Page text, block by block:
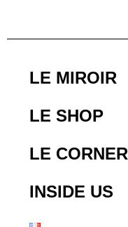
LE MIROIR
LE SHOP
LE CORNER
INSIDE US